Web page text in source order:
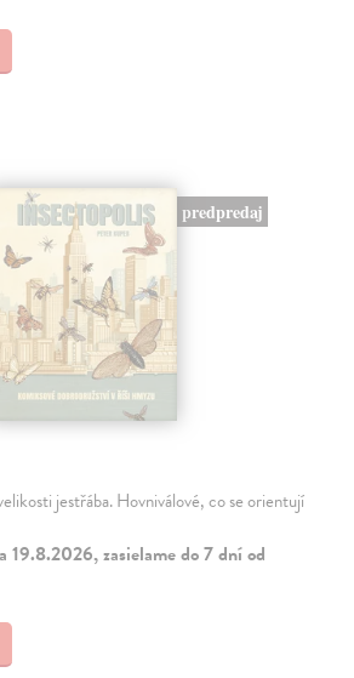
predpredaj
jestřába. Hovniválové, co se orientují
19.8.2026, zasielame do 7 dní od